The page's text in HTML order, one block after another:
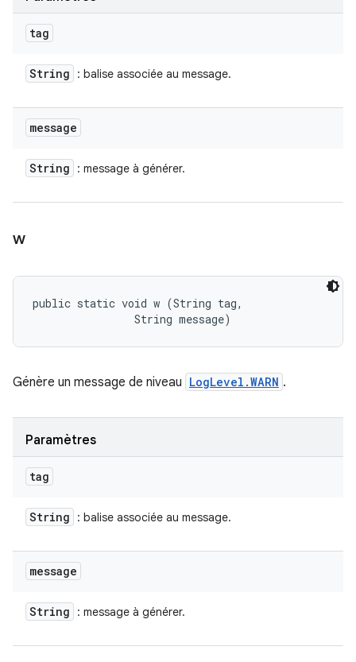
tag
String : balise associée au message.
message
String : message à générer.
w
public static void w (String tag,
                String message)
Génère un message de niveau LogLevel.WARN .
Paramètres
tag
String : balise associée au message.
message
String : message à générer.